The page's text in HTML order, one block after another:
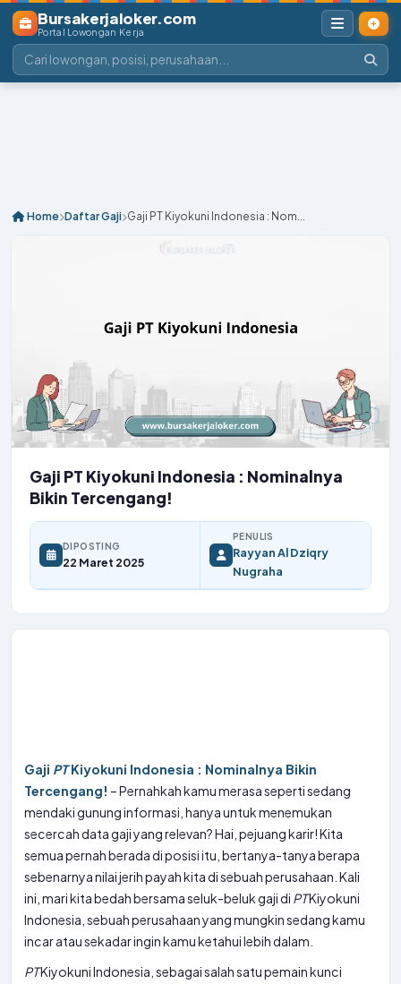
Bursakerjaloker.com
Portal Lowongan Kerja
Home Daftar Gaji Gaji PT Kiyokuni Indonesia : Nom...
Gaji PT Kiyokuni Indonesia : Nominalnya
Bikin Tercengang!
DIPOSTING
22 Maret 2025
PENULIS
Rayyan Al Dziqry
Nugraha
Gaji PTKiyokuni Indonesia : Nominalnya Bikin
Tercengang! – Pernahkah kamu merasa seperti sedang
mendaki gunung informasi, hanya untuk menemukan
secercah data gaji yang relevan? Hai, pejuang karir! Kita
semua pernah berada di posisi itu, bertanya-tanya berapa
sebenarnya nilai jerih payah kita di sebuah perusahaan. Kali
ini, mari kita bedah bersama seluk-beluk gaji di PTKiyokuni
Indonesia, sebuah perusahaan yang mungkin sedang kamu
incar atau sekadar ingin kamu ketahui lebih dalam.
PTKiyokuni Indonesia, sebagai salah satu pemain kunci